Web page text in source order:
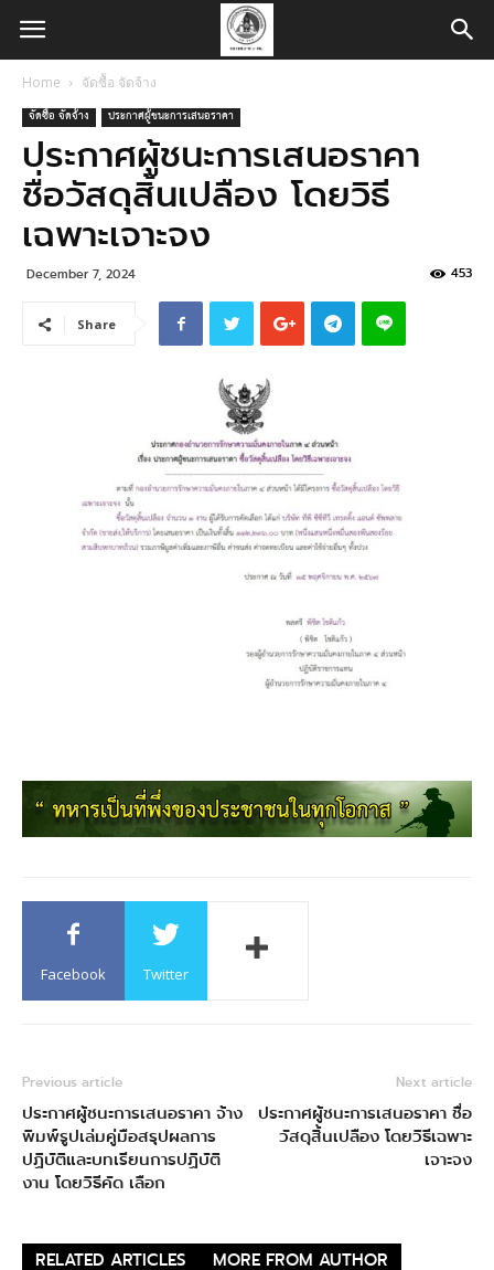
Home จัดซื้อ จัดจ้าง
จัดซื้อ จัดจ้าง ประกาศผู้ชนะการเสนอราคา
ประกาศผู้ชนะการเสนอราคา
ชื่อวัสดุสิ้นเปลือง โดยวิธี
เฉพาะเจาะจง
December 7, 2024 453
Share
Facebook Twitter
Previous article
ประกาศผู้ชนะการเสนอราคา จ้าง
พิมพ์รูปเล่มคู่มือสรุปผลการ
ปฏิบัติและบทเรียนการปฏิบัติ
งาน โดยวิธีคัด เลือก
Next article
ประกาศผู้ชนะการเสนอราคา ชื่อ
วัสดุสิ้นเปลือง โดยวิธีเฉพาะ
เจาะจง
RELATED ARTICLES MORE FROM AUTHOR